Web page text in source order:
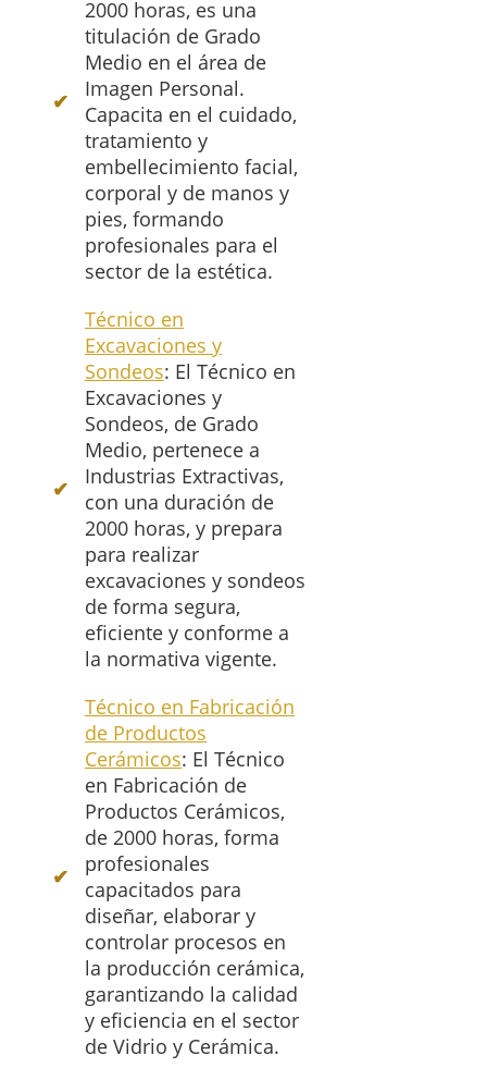
2000 horas, es una
titulación de Grado
Medio en el área de
Imagen Personal.
Capacita en el cuidado,
tratamiento y
embellecimiento facial,
corporal y de manos y
pies, formando
profesionales para el
sector de la estética.
Técnico en
Excavaciones y
Sondeos: El Técnico en
Excavaciones y
Sondeos, de Grado
Medio, pertenece a
Industrias Extractivas,
con una duración de
2000 horas, y prepara
para realizar
excavaciones y sondeos
de forma segura,
eficiente y conforme a
la normativa vigente.
Técnico en Fabricación
de Productos
Cerámicos: El Técnico
en Fabricación de
Productos Cerámicos,
de 2000 horas, forma
profesionales
capacitados para
diseñar, elaborar y
controlar procesos en
la producción cerámica,
garantizando la calidad
y eficiencia en el sector
de Vidrio y Cerámica.